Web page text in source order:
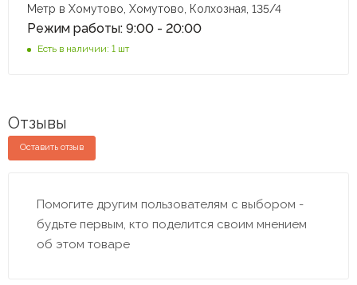
Метр в Хомутово, Хомутово, Колхозная, 135/4
Режим работы: 9:00 - 20:00
Есть в наличии: 1 шт
Отзывы
Оставить отзыв
Помогите другим пользователям с выбором -
будьте первым, кто поделится своим мнением
об этом товаре